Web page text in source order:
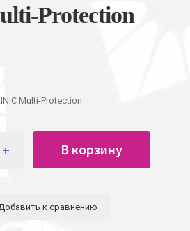
Protection
Multi-Protection
В корзину
к сравнению